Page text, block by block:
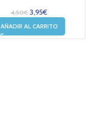
4,50€ 3,95€
AÑADIR AL CARRITO